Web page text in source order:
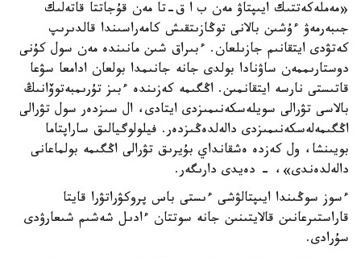
«مەملەكەتتىك ايىپتاۋ مەن ب ا ق-تا مەن قۇجاتتا قاتەلىك
جىبەرمەۋ ءۇشىن بالانى توڭازىتقىش كامەراسىندا قالدىرىپ
كەتۋدى ايتقانىم جازىلعان. ءبىراق شىن مانىندە مەن سول كۇنى
دوستارىممەن ساۋنادا بولدى جانە جانىمدا بولعان ادامعا سۋعا
قاتىستى نارسە ايتقانمىن. اڭگىمە كەزىندە ءبىز تۇرىمبەتوۆانىڭ
بالاسى تۋرالى سويلەسكەنىمىزدى ايتادى، ال سىزدەر سول تۋرالى
اڭگىمەلەسكەنىمىزدى دالەلدەڭىزدەر. فيلولوگيالىق ساراپتاما
بويىنشا، ول كەزدە ەشقانداي بۇيرىق تۋرالى اڭگىمە بولماعانى
دالەلدەندى»، - دەيدى دارىگەر.
ءسوز سوڭىندا ايىپتالۋشى ءىستى باس پروكۋراتۋرا قايتا
قاراستىرعانىن قالايتىنىن جانە سوتتان ءادىل شەشىم شىعارۋدى
سۇرادى.